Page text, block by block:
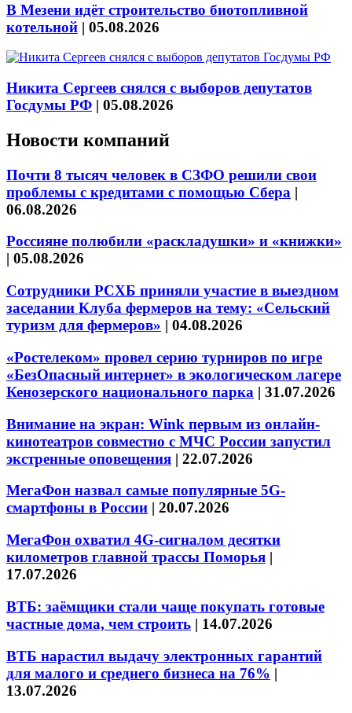
В Мезени идёт строительство биотопливной
котельной | 05.08.2026
Никита Сергеев снялся с выборов депутатов
Госдумы РФ | 05.08.2026
Новости компаний
Почти 8 тысяч человек в СЗФО решили свои
проблемы с кредитами с помощью Сбера |
06.08.2026
Россияне полюбили «раскладушки» и «книжки»
| 05.08.2026
Сотрудники РСХБ приняли участие в выездном
заседании Клуба фермеров на тему: «Сельский
туризм для фермеров» | 04.08.2026
«Ростелеком» провел серию турниров по игре
«БезОпасный интернет» в экологическом лагере
Кенозерского национального парка | 31.07.2026
Внимание на экран: Wink первым из онлайн-
кинотеатров совместно с МЧС России запустил
экстренные оповещения | 22.07.2026
МегаФон назвал самые популярные 5G-
смартфоны в России | 20.07.2026
МегаФон охватил 4G-сигналом десятки
километров главной трассы Поморья |
17.07.2026
ВТБ: заёмщики стали чаще покупать готовые
частные дома, чем строить | 14.07.2026
ВТБ нарастил выдачу электронных гарантий
для малого и среднего бизнеса на 76% |
13.07.2026